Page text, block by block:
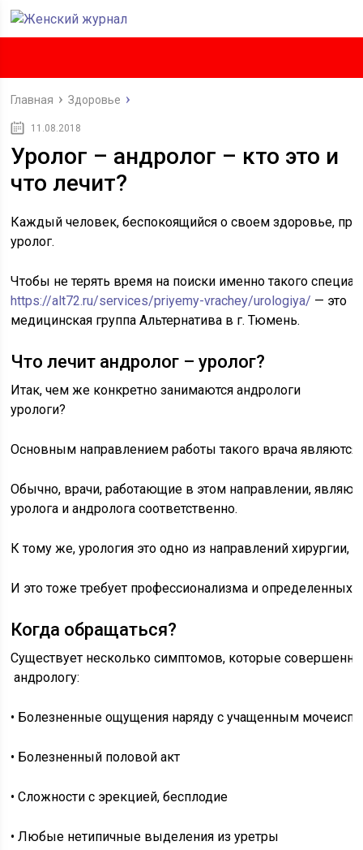
Главная Здоровье
11.08.2018
Уролог – андролог – кто это и
что лечит?
Каждый человек, беспокоящийся о своем здоровье, при
уролог.
Чтобы не терять время на поиски именно такого
https://alt72.ru/services/priyemy-vrachey/urologiya/ — это
медицинская группа Альтернатива в г. Тюмень.
Что лечит андролог – уролог?
Итак, чем же конкретно занимаются андрологи
урологи?
Основным направлением работы такого врача
Обычно, врачи, работающие в этом направлении,
уролога и андролога соответственно.
К тому же, урология это одно из направлений
И это тоже требует профессионализма и определенных
Когда обращаться?
Существует несколько симптомов, которые совершенно
андрологу:
• Болезненные ощущения наряду с учащенным
• Болезненный половой акт
• Сложности с эрекцией, бесплодие
• Любые нетипичные выделения из уретры